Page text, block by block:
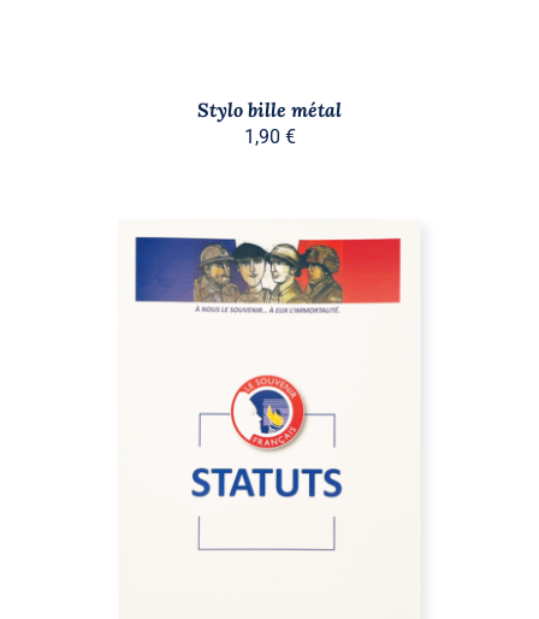
Stylo bille métal
1,90 €
AJOUTER AU PANIER